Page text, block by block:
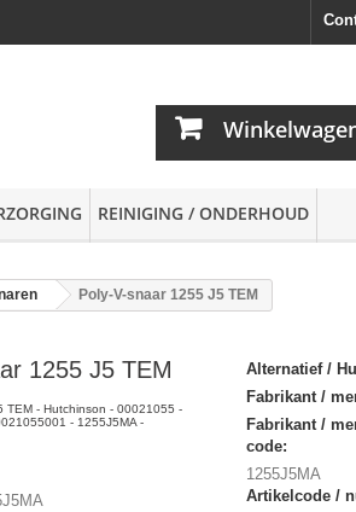
REINIGING / ONDERHOUD
Poly-V-snaar 1255 J5 TEM
1255 J5 TEM
TEM - Hutchinson - 00021055 -
- 1255J5MA -
Alternatief /
Fabrikant /
Fabrikant /
code:
1255J5MA
Artikelcode /